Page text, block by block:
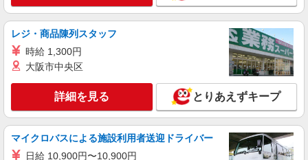
交通費別途支給（月4万円まで） ＜月収例＞ 時給
1,260円×実働8時間勤務×月20日＝201,600円
東京都新宿区西新宿1-1-4 京王百貨店新宿
店 7F
キープ 詳細を見る
パート
BREEZE 京王新宿
ベビー・子ども服販売スタッフ【1日5H・週3
日／学生歓迎】
時給1,260円 試用期間あり（期間中も同時給）
レジ・商品陳列スタッフ
時給 1,300円
大阪市中央区
詳細を見る とりあえずキープ
マイクロバスによる施設利用者送迎ドライバー
日給 10,900円〜10,900円